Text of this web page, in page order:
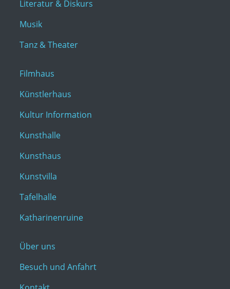
Literatur & Diskurs
Musik
Tanz & Theater
Filmhaus
Künstlerhaus
Kultur Information
Kunsthalle
Kunsthaus
Kunstvilla
Tafelhalle
Katharinenruine
Über uns
Besuch und Anfahrt